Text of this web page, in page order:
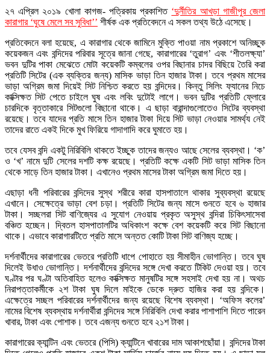
২৭ এপ্রিল ২০১৯ খোলা কাগজ- পত্রিকায় প্রকাশিত ‘দুর্নীতির আখড়া গাজীপুর জেলা
কারাগার ‘ঘুষে মেলে সব সুবিধা’’ শীর্ষক এক প্রতিবেদনে এ সকল তথ্য উঠে এসেছে।
প্রতিবেদনে বলা হয়েছে, এ কারাগার থেকে জামিনে মুক্তি পাওয়া নাম প্রকাশে অনিচ্ছুক
কয়েকজন এবং বন্দিদের পরিবার সূত্রে জানা গেছে, কারাগারের ‘তুরাগ’ এবং ‘শীতলক্ষ্যা’
ভবন দুটির পাকা মেঝেতে মোটা কয়েকটি কম্বলের ওপর বিছানার চাদর বিছিয়ে তৈরি করা
প্রতিটি সিটের (এক ব্যক্তির জন্য) মাসিক ভাড়া তিন হাজার টাকা। তবে প্রথম মাসের
ভাড়া অগ্রিম জমা দিয়েই সিট নিশ্চিত করতে হয় বন্দিদের। কিন্তু সিলিং ফ্যানের নিচে
কাক্সিক্ষত সিট পেতে চাইলে ঘুষ এবং লবিং দুটোই লাগে। ভবন দুটির প্রতিটি ফ্লোরে
চারদিকে বৃত্তাকারে সিটগুলো বিছানো থাকে। এ ছাড়া বারান্দাগুলোতেও সিটের ব্যবস্থা
রয়েছে। তবে যাদের প্রতি মাসে তিন হাজার টাকা দিয়ে সিট ভাড়া নেওয়ার সামর্থ্য নেই
তাদের রাতে একই দিকে মুখ ফিরিয়ে গাদাগাদি করে ঘুমাতে হয়।
তবে যেসব বন্দি একটু নিরিবিলি থাকতে ইচ্ছুক তাদের জন্যও আছে সেলের ব্যবস্থা। ‘ক’
ও ‘খ’ নামে দুটি সেলের দশটি কক্ষ রয়েছে। প্রতিটি কক্ষে একটি সিট ভাড়া মাসিক তিন
থেকে সাড়ে তিন হাজার টাকা। এখানেও প্রথম মাসের টাকা অগ্রিম জমা দিতে হয়।
এছাড়া ধনী পরিবারের বন্দিদের সুস্থ শরীরে কারা হাসপাতালে থাকার সুব্যবস্থা রয়েছে
এখানে। সেক্ষেত্রে ভাড়া বেশ চড়া। প্রতিটি সিটের জন্য মাসে গুনতে হবে ৬ হাজার
টাকা। সচ্ছলরা সিট বাণিজ্যের এ সুযোগ নেওয়ায় প্রকৃত অসুস্থ বন্দিরা চিকিৎসাসেবা
বঞ্চিত হচ্ছেন। দ্বিতল হাসপাতালটির অধিকাংশ কক্ষে বেশ কয়েকটি করে সিট বিছানো
থাকে। এভাবে কারাগারটিতে প্রতি মাসে অন্তত কোটি টাকা সিট বাণিজ্য হচ্ছে।
দর্শনার্থীদের কারাগারের ভেতরে প্রতিটি ধাপে পোহাতে হয় সীমাহীন ভোগান্তি। তবে ঘুষ
দিলেই উধাও ভোগান্তি। দর্শনার্থীদের বন্দিদের সঙ্গে দেখা করতে টিকিট দেওয়া হয়। তবে
ঘণ্টার পর ঘণ্টা অতিবাহিত হলেও কাক্সিক্ষত মানুষটির সঙ্গে সহসাই দেখা হয় না। অথচ
নিরাপত্তাকর্মীকে ২শ টাকা ঘুষ দিলে মাইকে ডেকে দ্রুত হাজির করা হয় বন্দিকে।
এক্ষেত্রে সচ্ছল পরিবারের দর্শনার্থীদের জন্য রয়েছে বিশেষ ব্যবস্থা। ‘অফিস কলের’
নামের বিশেষ ব্যবস্থায় দর্শনার্থীরা বন্দিদের সঙ্গে নিরিবিলি দেখা করার পাশাপাশি দিতে পারেন
খাবার, টাকা এবং পোশাক। তবে এজন্য গুনতে হবে ২১শ টাকা।
কারাগারের ক্যান্টিন এবং ভেতরে (পিসি) ক্যান্টিনে খাবারের দাম আকাশছোঁয়া। বন্দিদের টাকা